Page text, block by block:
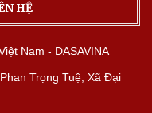
HỆ
Nam - DASAVINA
Trọng Tuệ, Xã Đại